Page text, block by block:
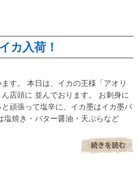
カ入荷！
す。 本日は、イカの王様「アオリ
店頭に 並んでおります。 お刺身に
と頑張って塩辛に、イカ墨はイカ墨パ
塩焼き・バター醤油・天ぷらなど